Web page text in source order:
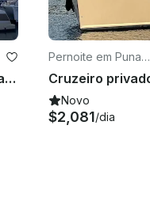
Cruzeiro privado de catamarã de luxo de 7 dias em Huahine até Bora Bora com tripulação
Pernoite em Punaa
uia
Novo
$2,081/dia